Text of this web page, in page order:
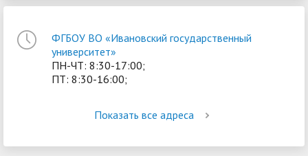
ФГБОУ ВО «Ивановский государственный
университет»
ПН-ЧТ: 8:30-17:00;
ПТ: 8:30-16:00;
Показать все адреса